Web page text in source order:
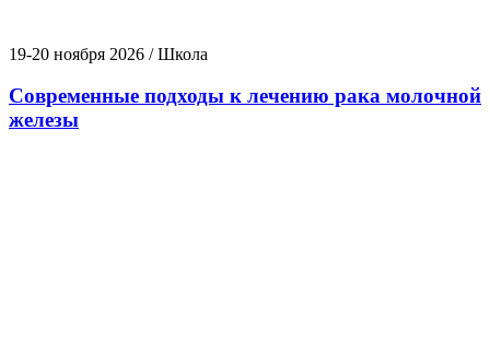
19-20 ноября 2026 / Школа
Современные подходы к лечению рака молочной
железы